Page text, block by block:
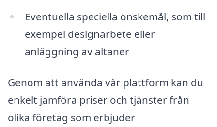
Eventuella speciella önskemål, som till
exempel designarbete eller
anläggning av altaner
Genom att använda vår plattform kan du
enkelt jämföra priser och tjänster från
olika företag som erbjuder